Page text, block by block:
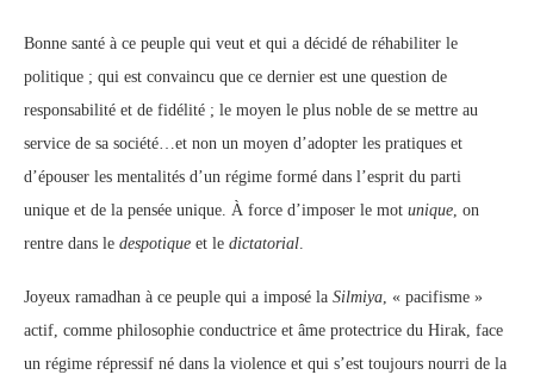
Bonne santé à ce peuple qui veut et qui a décidé de réhabiliter le
politique ; qui est convaincu que ce dernier est une question de
responsabilité et de fidélité ; le moyen le plus noble de se mettre au
service de sa société…et non un moyen d’adopter les pratiques et
d’épouser les mentalités d’un régime formé dans l’esprit du parti
unique et de la pensée unique. À force d’imposer le mot unique, on
rentre dans le despotique et le dictatorial.
Joyeux ramadhan à ce peuple qui a imposé la Silmiya, « pacifisme »
actif, comme philosophie conductrice et âme protectrice du Hirak, face
un régime répressif né dans la violence et qui s’est toujours nourri de la